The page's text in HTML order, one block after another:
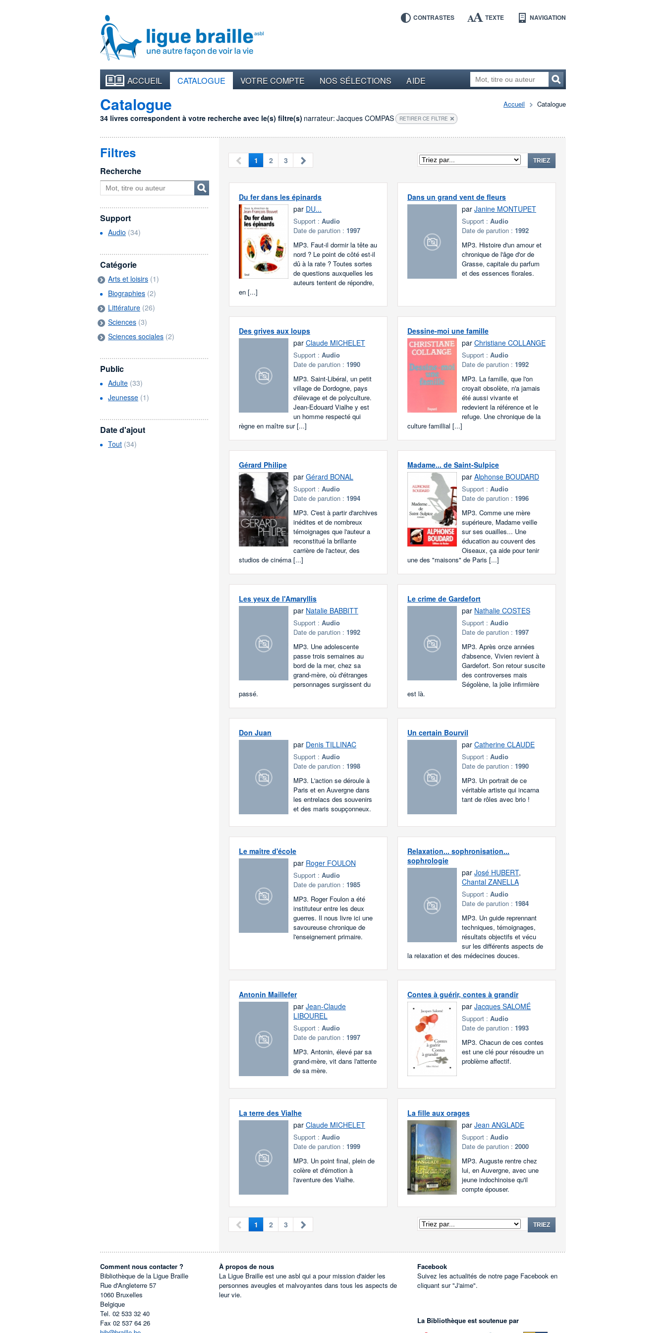
CONTRASTES TEXTE NAVIGATION
ACCUEIL CATALOGUE VOTRE COMPTE NOS SÉLECTIONS AIDE
Accueil Catalogue
Catalogue
34 livres correspondent à votre recherche avec le(s) filtre(s) narrateur: Jacques COMPAS RETIRER CE FILTRE
1 2 3 TRIEZ
Du fer dans les épinards
par DU...
Support :Audio
Date de parution : 1997
MP3. Faut-il dormir la tête au
nord ? Le point de côté est-il
dû à la rate ? Toutes sortes
de questions auxquelles les
auteurs tentent de répondre,
en [...]
Dans un grand vent de fleurs
par Janine MONTUPET
Support : Audio
Date de parution : 1992
MP3. Histoire d'un amour et
chronique de l'âge d'or de
Grasse, capitale du parfum
et des essences florales.
Des grives aux loups
parClaude MICHELET
Support :Audio
Date de parution : 1990
MP3. Saint-Libéral, un petit
village de Dordogne, pays
d'élevage et de polyculture.
Jean-Edouard Vialhe y est
un homme respecté qui
règne en maître sur [...]
Dessine-moi une famille
par Christiane COLLANGE
Support : Audio
Date de parution : 1992
MP3. La famille, que l'on
croyait obsolète, n'a jamais
été aussi vivante et
redevient la référence et le
refuge. Une chronique de la
culture famillial [...]
Gérard Philipe
parGérard BONAL
Support :Audio
Date de parution : 1994
MP3. C'est à partir d'archives
inédites et de nombreux
témoignages que l'auteur a
reconstitué la brillante
carrière de l'acteur, des
studios de cinéma [...]
Madame... de Saint-Sulpice
par Alphonse BOUDARD
Support : Audio
Date de parution : 1996
MP3. Comme une mère
supérieure, Madame veille
sur ses ouailles... Une
éducation au couvent des
Oiseaux, ça aide pour tenir
une des "maisons" de Paris [...]
Les yeux de l'Amaryllis
par Natalie BABBITT
Support :Audio
Date de parution : 1992
MP3. Une adolescente
passe trois semaines au
bord de la mer, chez sa
grand-mère, où d'étranges
personnages surgissent du
passé.
Le crime de Gardefort
par Nathalie COSTES
Support : Audio
Date de parution : 1997
MP3. Après onze années
d'absence, Vivien revient à
Gardefort. Son retour suscite
des controverses mais
Ségolène, la jolie infirmière
est là.
Don Juan
par Denis TILLINAC
Support :Audio
Date de parution : 1998
MP3. L'action se déroule à
Paris et en Auvergne dans
les entrelacs des souvenirs
et des maris soupçonneux.
Un certain Bourvil
par Catherine CLAUDE
Support : Audio
Date de parution : 1990
MP3. Un portrait de ce
véritable artiste qui incarna
tant de rôles avec brio !
Le maître d'école
par Roger FOULON
Support :Audio
Date de parution : 1985
MP3. Roger Foulon a été
instituteur entre les deux
guerres. Il nous livre ici une
savoureuse chronique de
l'enseignement primaire.
Relaxation... sophronisation...
sophrologie
par José HUBERT,
Chantal ZANELLA
Support : Audio
Date de parution : 1984
MP3. Un guide reprennant
techniques, témoignages,
résultats objectifs et vécu
sur les différents aspects de
la relaxation et des médecines douces.
Antonin Maillefer
parJean-Claude
LIBOUREL
Support :Audio
Date de parution : 1997
MP3. Antonin, élevé par sa
grand-mère, vit dans l'attente
de sa mère.
Contes à guérir, contes à grandir
par Jacques SALOMÉ
Support : Audio
Date de parution : 1993
MP3. Chacun de ces contes
est une clé pour résoudre un
problème affectif.
La terre des Vialhe
parClaude MICHELET
Support :Audio
Date de parution : 1999
MP3. Un point final, plein de
colère et d'émotion à
l'aventure des Vialhe.
La fille aux orages
par Jean ANGLADE
Support : Audio
Date de parution : 2000
MP3. Auguste rentre chez
lui, en Auvergne, avec une
jeune indochinoise qu'il
compte épouser.
1 2 3 TRIEZ
Filtres
Recherche
Support
Audio (34)
Catégorie
Arts et loisirs (1)
Biographies (2)
Littérature (26)
Sciences (3)
Sciences sociales (2)
Public
Adulte (33)
Jeunesse (1)
Date d'ajout
Tout (34)
Comment nous contacter ?
Bibliothèque de la Ligue Braille
Rue d'Angleterre 57
1060 Bruxelles
Belgique
Tel. 02 533 32 40
Fax 02 537 64 26
À propos de nous
La Ligue Braille est une asbl qui a pour mission d'aider les
personnes aveugles et malvoyantes dans tous les aspects de
leur vie.
Facebook
Suivez les actualités de notre page Facebook en
cliquant sur "J'aime".
La Bibliothèque est soutenue par